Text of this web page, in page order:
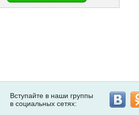
Вступайте в наши группы
в социальных сетях: